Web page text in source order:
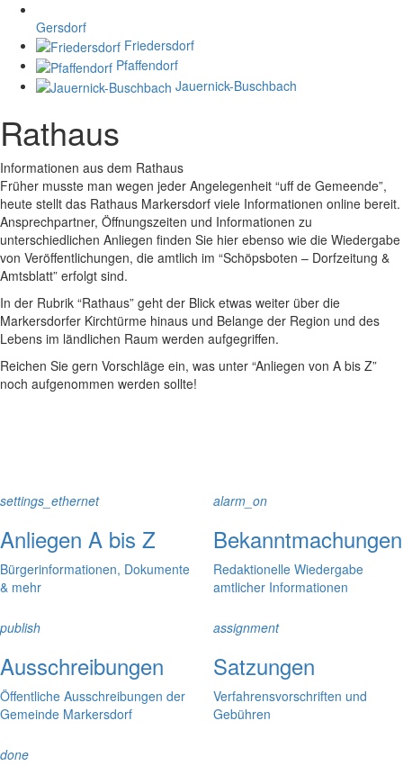
Gersdorf
Friedersdorf
Pfaffendorf
Jauernick-Buschbach
Rathaus
Informationen aus dem Rathaus
Früher musste man wegen jeder Angelegenheit “uff de Gemeende”,
heute stellt das Rathaus Markersdorf viele Informationen online bereit.
Ansprechpartner, Öffnungszeiten und Informationen zu
unterschiedlichen Anliegen finden Sie hier ebenso wie die Wiedergabe
von Veröffentlichungen, die amtlich im “Schöpsboten – Dorfzeitung &
Amtsblatt” erfolgt sind.
In der Rubrik “Rathaus” geht der Blick etwas weiter über die
Markersdorfer Kirchtürme hinaus und Belange der Region und des
Lebens im ländlichen Raum werden aufgegriffen.
Reichen Sie gern Vorschläge ein, was unter “Anliegen von A bis Z”
noch aufgenommen werden sollte!
settings_ethernet
Anliegen A bis Z
Bürgerinformationen, Dokumente
& mehr
alarm_on
Bekanntmachungen
Redaktionelle Wiedergabe
amtlicher Informationen
publish
Ausschreibungen
Öffentliche Ausschreibungen der
Gemeinde Markersdorf
assignment
Satzungen
Verfahrensvorschriften und
Gebühren
done